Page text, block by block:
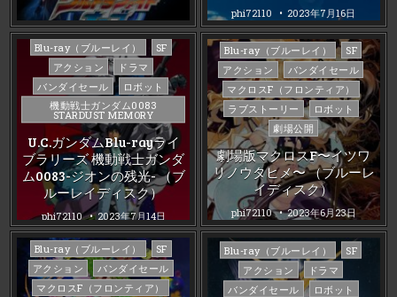
phi72110 2023年7月16日
Posted
Blu-ray（ブルーレイ）
SF
アクション
ドラマ
バンダイセール
ロボット
機動戦士ガンダム0083
STARDUST MEMORY
U.C.ガンダムBlu-rayライ
ブラリーズ 機動戦士ガンダ
ム0083-ジオンの残光- （ブ
ルーレイディスク）
phi72110 2023年7月14日
Posted
in
Blu-ray（ブルーレイ）
SF
アクション
バンダイセール
マクロスF（フロンティア）
ラブストーリー
ロボット
劇場公開
劇場版マクロスF〜イツワ
リノウタヒメ〜 （ブルーレ
イディスク）
phi72110 2023年6月23日
Posted
in
Blu-ray（ブルーレイ）
SF
アクション
バンダイセール
マクロスF（フロンティア）
Posted
Blu-ray（ブルーレイ）
SF
アクション
ドラマ
バンダイセール
ロボット